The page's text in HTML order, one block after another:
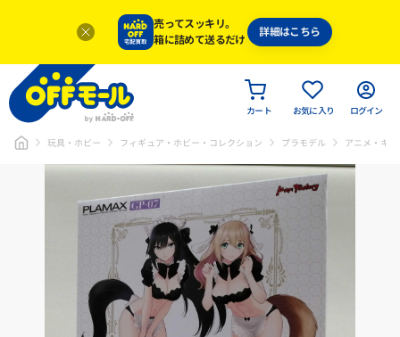
売ってスッキリ。
箱に詰めて送るだけ
詳細はこちら
カート お気に入り ログイン
玩具・ホビー フィギュア・ホビー・コレクション プラモデル アニメ・キ